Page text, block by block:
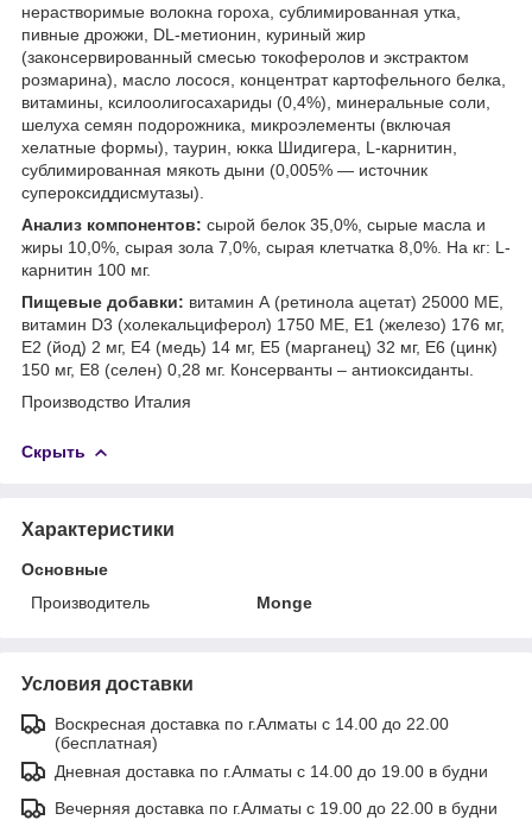
нерастворимые волокна гороха, сублимированная утка,
пивные дрожжи, DL-метионин, куриный жир
(законсервированный смесью токоферолов и экстрактом
розмарина), масло лосося, концентрат картофельного белка,
витамины, ксилоолигосахариды (0,4%), минеральные соли,
шелуха семян подорожника, микроэлементы (включая
хелатные формы), таурин, юкка Шидигера, L-карнитин,
сублимированная мякоть дыни (0,005% — источник
супероксиддисмутазы).
Анализ компонентов: сырой белок 35,0%, сырые масла и
жиры 10,0%, сырая зола 7,0%, сырая клетчатка 8,0%. На кг: L-
карнитин 100 мг.
Пищевые добавки: витамин А (ретинола ацетат) 25000 МЕ,
витамин D3 (холекальциферол) 1750 МЕ, Е1 (железо) 176 мг,
Е2 (йод) 2 мг, Е4 (медь) 14 мг, Е5 (марганец) 32 мг, Е6 (цинк)
150 мг, Е8 (селен) 0,28 мг. Консерванты – антиоксиданты.
Производство Италия
Скрыть
Характеристики
Основные
Производитель
Monge
Условия доставки
Воскресная доставка по г.Алматы с 14.00 до 22.00
(бесплатная)
Дневная доставка по г.Алматы с 14.00 до 19.00 в будни
Вечерняя доставка по г.Алматы с 19.00 до 22.00 в будни